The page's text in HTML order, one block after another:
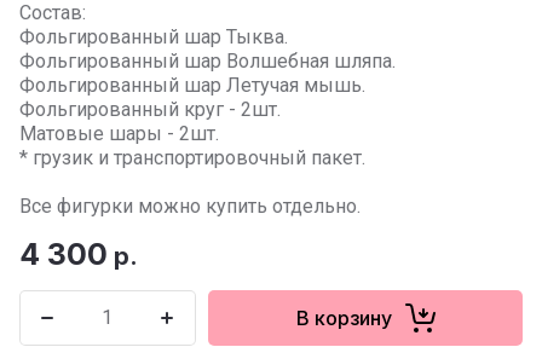
Состав:
Фольгированный шар Тыква.
Фольгированный шар Волшебная шляпа.
Фольгированный шар Летучая мышь.
Фольгированный круг - 2шт.
Матовые шары - 2шт.
* грузик и транспортировочный пакет.
Все фигурки можно купить отдельно.
4 300 р.
В корзину